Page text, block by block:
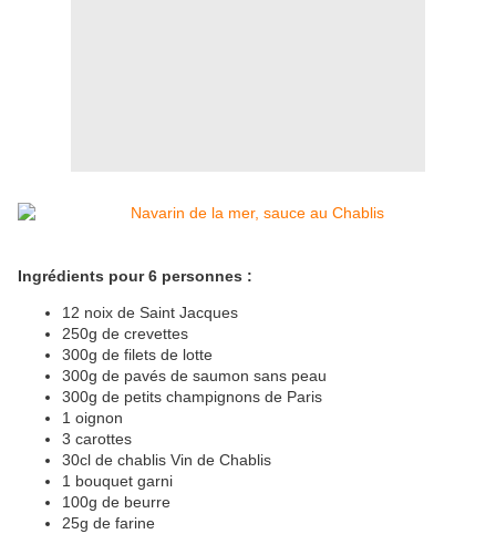
Ingrédients pour 6 personnes :
12 noix de Saint Jacques
250g de crevettes
300g de filets de lotte
300g de pavés de saumon sans peau
300g de petits champignons de Paris
1 oignon
3 carottes
30cl de chablis Vin de Chablis
1 bouquet garni
100g de beurre
25g de farine